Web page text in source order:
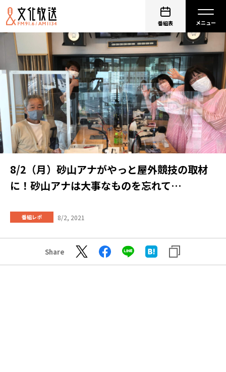
番組表
8/2（月）砂山アナがやっと屋外競技の取材
に！砂山アナは大事なものを忘れて…
番組レポ 8/2, 2021
Share